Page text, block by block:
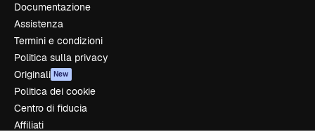
Documentazione
Assistenza
Termini e condizioni
Politica sulla privacy
Originali New
Politica dei cookie
Centro di fiducia
Affiliati